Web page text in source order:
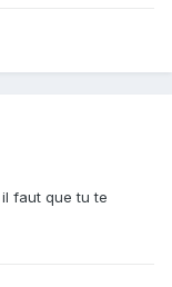
faut que tu te